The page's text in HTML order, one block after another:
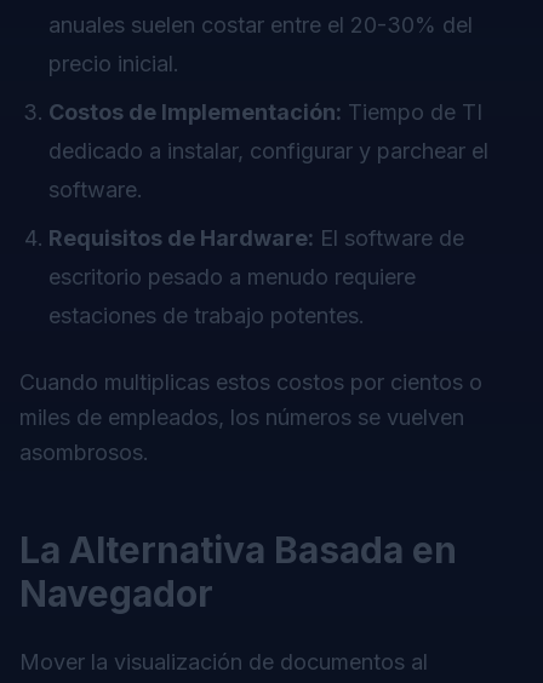
anuales suelen costar entre el 20-30% del
precio inicial.
Costos de Implementación: Tiempo de TI
dedicado a instalar, configurar y parchear el
software.
Requisitos de Hardware: El software de
escritorio pesado a menudo requiere
estaciones de trabajo potentes.
Cuando multiplicas estos costos por cientos o
miles de empleados, los números se vuelven
asombrosos.
La Alternativa Basada en
Navegador
Mover la visualización de documentos al